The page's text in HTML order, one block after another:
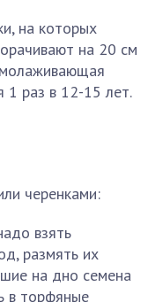
на которых
на 20 см
1 раз в 12-15 лет.
черенками:
взять
размять их
на дно семена
в торфяные